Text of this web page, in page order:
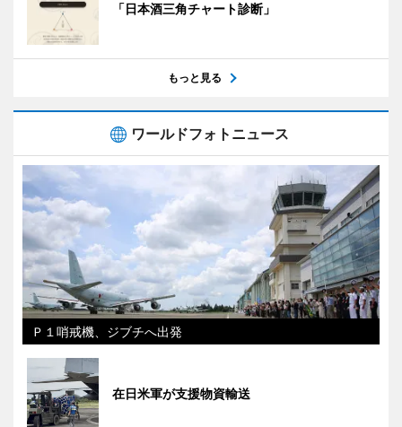
「日本酒三角チャート診断」
もっと見る
ワールドフォトニュース
Ｐ１哨戒機、ジブチへ出発
在日米軍が支援物資輸送